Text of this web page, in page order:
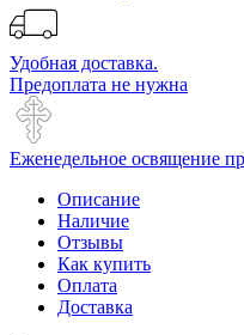
Удобная доставка.
Предоплата не нужна
Еженедельное освящение
Описание
Наличие
Отзывы
Как купить
Оплата
Доставка